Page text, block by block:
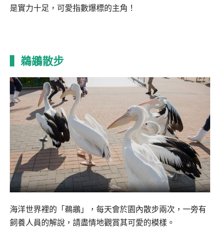
是實力十足，可愛指數爆標的主角！
▍鵜鶘散步
海洋世界裡的「鵜鶘」，每天會於園內散步兩次，一旁有
飼養人員的解說，請盡情地觀賞其可愛的模樣。